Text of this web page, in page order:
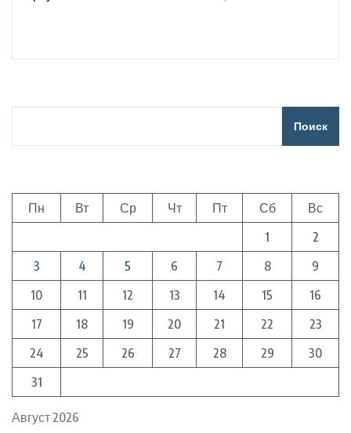
Поиск
Август 2026
Пн Вт Ср Чт Пт Сб
Вс
1
2
3
4 5 6 7 8
9
10
11 12 13 14 15
16
17
18 19 20 21 22
23
24
25 26 27 28 29
30
31